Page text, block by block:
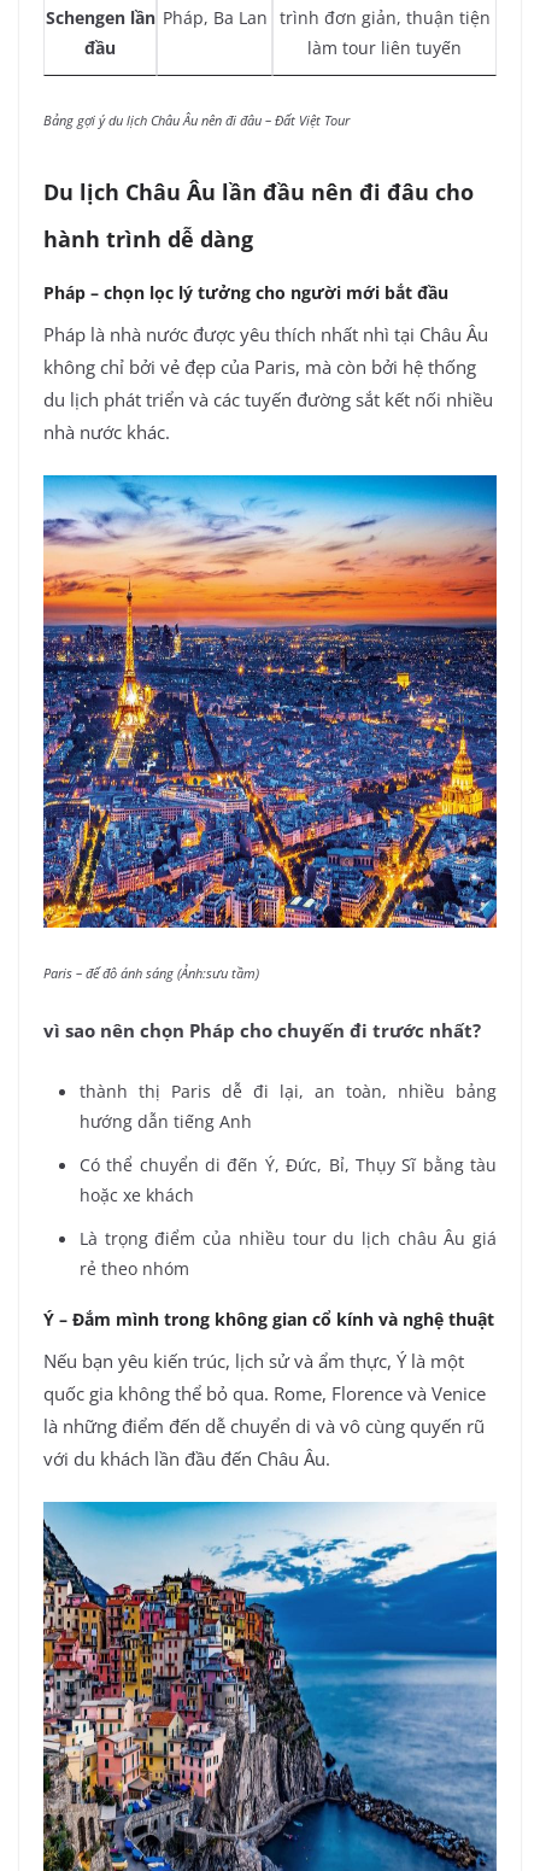
Schengen lần
đầu
Pháp, Ba Lan trình đơn giản, thuận tiện
làm tour liên tuyến
Bảng gợi ý du lịch Châu Âu nên đi đâu – Đất Việt Tour
Du lịch Châu Âu lần đầu nên đi đâu cho
hành trình dễ dàng
Pháp – chọn lọc lý tưởng cho người mới bắt đầu
Pháp là nhà nước được yêu thích nhất nhì tại Châu Âu
không chỉ bởi vẻ đẹp của Paris, mà còn bởi hệ thống
du lịch phát triển và các tuyến đường sắt kết nối nhiều
nhà nước khác.
Paris – đế đô ánh sáng (Ảnh:sưu tầm)
vì sao nên chọn Pháp cho chuyến đi trước nhất?
thành thị Paris dễ đi lại, an toàn, nhiều bảng
hướng dẫn tiếng Anh
Có thể chuyển di đến Ý, Đức, Bỉ, Thụy Sĩ bằng tàu
hoặc xe khách
Là trọng điểm của nhiều tour du lịch châu Âu giá
rẻ theo nhóm
Ý – Đắm mình trong không gian cổ kính và nghệ thuật
Nếu bạn yêu kiến trúc, lịch sử và ẩm thực, Ý là một
quốc gia không thể bỏ qua. Rome, Florence và Venice
là những điểm đến dễ chuyển di và vô cùng quyến rũ
với du khách lần đầu đến Châu Âu.